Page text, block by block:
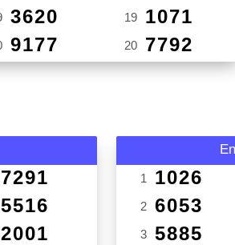
3620
9177
19 1071
20 7792
7291
5516
2001
1 1026
2 6053
3 5885